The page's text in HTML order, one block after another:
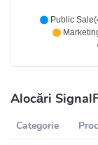
Public
Alocări
Categorie